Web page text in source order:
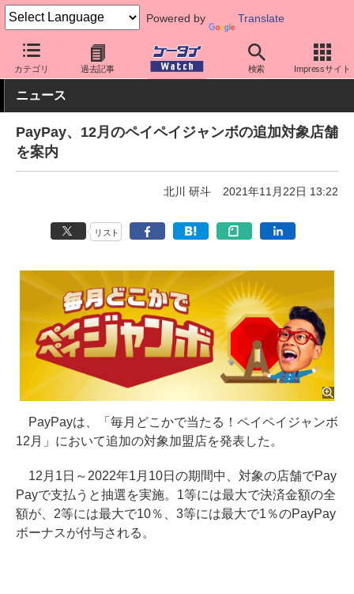
Powered by Translate
カテゴリ 過去記事 検索 Impressサイト
ケータイ Watch アプリ・サービス 決済/金融
ニュース
PayPay、12月のペイペイジャンボの追加対象店舗
を案内
北川 研斗 2021年11月22日 13:22
リスト
PayPayは、「毎月どこかで当たる！ペイペイジャンボ
12月」において追加の対象加盟店を発表した。
12月1日～2022年1月10日の期間中、対象の店舗でPay
Payで支払うと抽選を実施。1等には最大で決済金額の全
額が、2等には最大で10％、3等には最大で1％のPayPay
ボーナスが付与される。